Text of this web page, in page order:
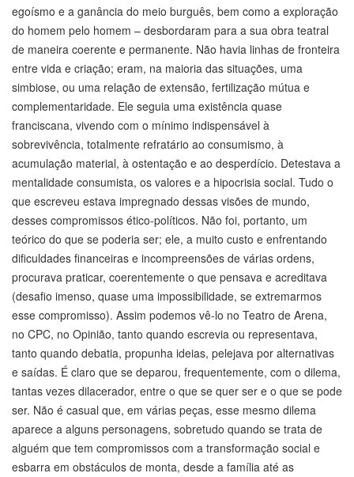
egoísmo e a ganância do meio burguês, bem como a exploração
do homem pelo homem – desbordaram para a sua obra teatral
de maneira coerente e permanente. Não havia linhas de fronteira
entre vida e criação; eram, na maioria das situações, uma
simbiose, ou uma relação de extensão, fertilização mútua e
complementaridade. Ele seguia uma existência quase
franciscana, vivendo com o mínimo indispensável à
sobrevivência, totalmente refratário ao consumismo, à
acumulação material, à ostentação e ao desperdício. Detestava a
mentalidade consumista, os valores e a hipocrisia social. Tudo o
que escreveu estava impregnado dessas visões de mundo,
desses compromissos ético-políticos. Não foi, portanto, um
teórico do que se poderia ser; ele, a muito custo e enfrentando
dificuldades financeiras e incompreensões de várias ordens,
procurava praticar, coerentemente o que pensava e acreditava
(desafio imenso, quase uma impossibilidade, se extremarmos
esse compromisso). Assim podemos vê-lo no Teatro de Arena,
no CPC, no Opinião, tanto quando escrevia ou representava,
tanto quando debatia, propunha ideias, pelejava por alternativas
e saídas. É claro que se deparou, frequentemente, com o dilema,
tantas vezes dilacerador, entre o que se quer ser e o que se pode
ser. Não é casual que, em várias peças, esse mesmo dilema
aparece a alguns personagens, sobretudo quando se trata de
alguém que tem compromissos com a transformação social e
esbarra em obstáculos de monta, desde a família até as